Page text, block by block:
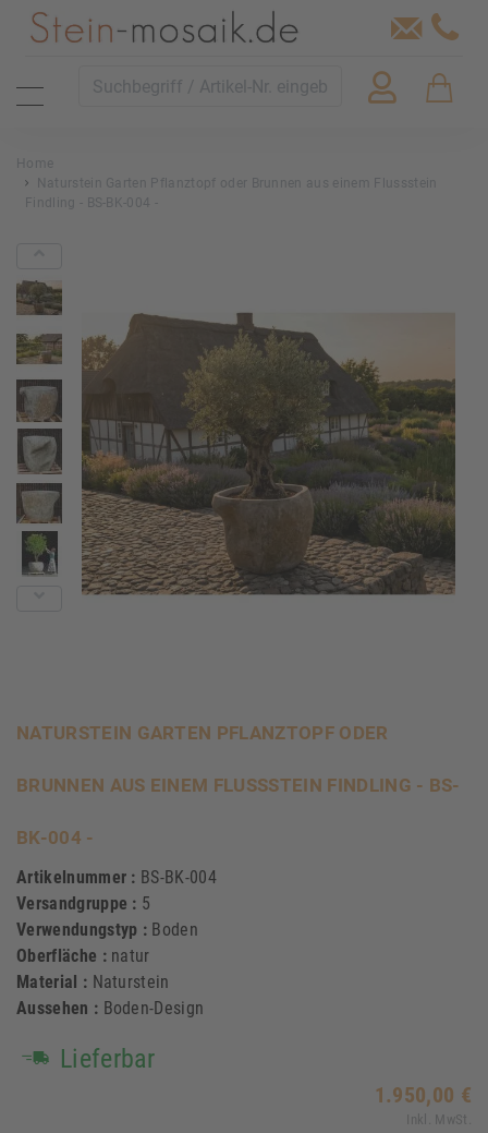
Home
Naturstein Garten Pflanztopf oder Brunnen aus einem Flussstein
Findling - BS-BK-004 -
NATURSTEIN GARTEN PFLANZTOPF ODER
BRUNNEN AUS EINEM FLUSSSTEIN FINDLING - BS-
BK-004 -
Artikelnummer : BS-BK-004
Versandgruppe : 5
Verwendungstyp : Boden
Oberfläche : natur
Material : Naturstein
Aussehen : Boden-Design
Lieferbar
1.950,00 €
Inkl. MwSt.